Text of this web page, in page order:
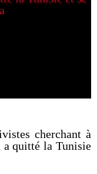
cherchant à
a quitté la Tunisie